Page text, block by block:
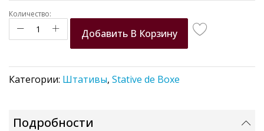
Количество:
Добавить В Корзину
Категории: Штативы, Stative de Boxe
Подробности